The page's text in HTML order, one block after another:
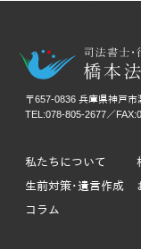
〒657-0836 兵庫県神戸
TEL:078-805-2677／
私たちについて
生前対策･遺言作成
コラム